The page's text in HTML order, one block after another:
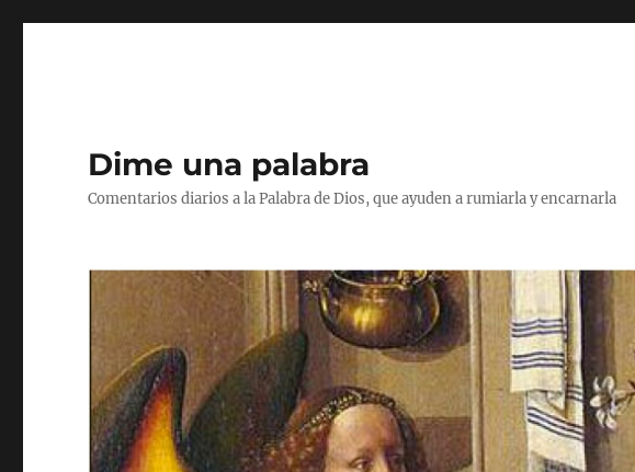
Dime una palabra
Comentarios diarios a la Palabra de Dios, que ayuden a rumiarla y encarnarla